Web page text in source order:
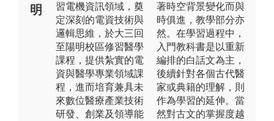
明
習電機資訊領域，奠
定深刻的電資技術與
邏輯思維，於大三回
至陽明校區修習醫學
課程，提供紮實的電
資與醫學專業領域課
程，進而培育兼具未
來數位醫療產業技術
研發、創業及領導能
著時空背景變化而與
時俱進，教學部分亦
然。在學習過程中，
入門教科書是以重新
編排的白話文為主，
後續針對各個古代醫
家或典籍的理解，則
作為學習的延伸。當
然對古文的掌握度越